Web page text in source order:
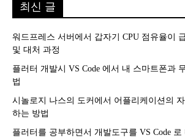
최신 글
워드프레스 서버에서 갑자기 CPU 점유율이
및 대처 과정
플러터 개발시 VS Code 에서 내 스마트폰과
법
시놀로지 나스의 도커에서 어플리케이션의
하는 방법
플러터를 공부하면서 개발도구를 VS Code 로